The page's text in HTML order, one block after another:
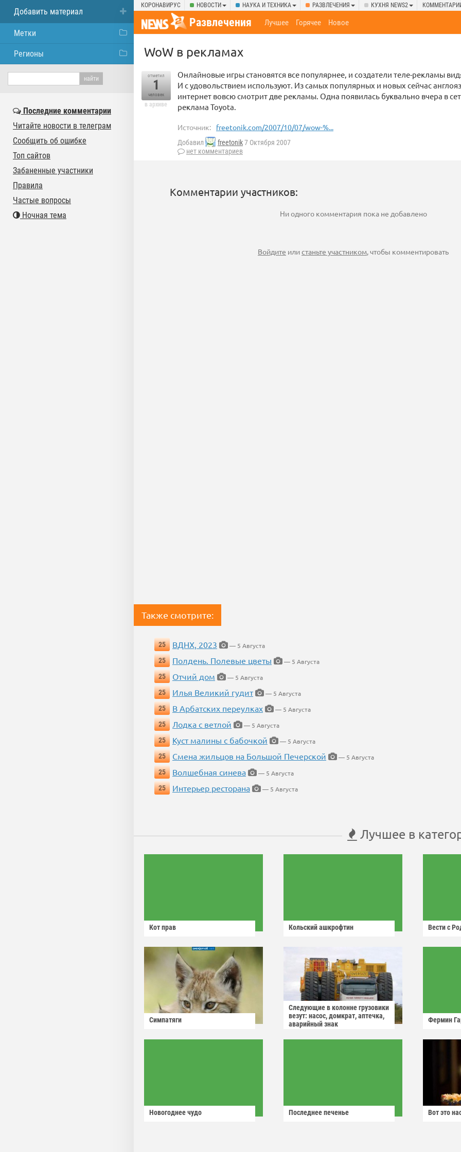
КОРОНАВИРУС НОВОСТИ НАУКА И ТЕХНИКА РАЗВЛЕЧЕНИЯ КУХНЯ NEWS2
Развлечения Лучшее Горячее Новое
WoW в рекламах
отметил
1
человек
в архиве
Онлайновые игры становятся все популярнее, и создатели теле-рекламы
И с удовольствием используют. Из самых популярных и новых сейчас
интернет вовсю смотрит две рекламы. Одна появилась буквально вчера в
реклама Toyota.
Источник: freetonik.com/2007/10/07/wow-%...
Добавил freetonik7 Октября 2007
нет комментариев
Комментарии участников:
Ни одного комментария пока не добавлено
Войдите илистаньте участником, чтобы комментировать
Также смотрите:
25 ВДНХ, 2023
— 5 Августа
25
Полдень. Полевые цветы
— 5 Августа
25
Отчий дом
— 5 Августа
25
Илья Великий гудит
— 5 Августа
25
В Арбатских переулках
— 5 Августа
25
Лодка с ветлой
— 5 Августа
25
Куст малины с бабочкой
— 5 Августа
25
Смена жильцов на Большой Печерской
— 5 Августа
25
Волшебная синева
— 5 Августа
25
Интерьер ресторана — 5 Августа
Лучшее в
Кот прав Кольский ашкрофтин Вести с
Симпатяги
Следующие в колонне грузовики
везут: насос, домкрат, аптечка,
аварийный знак
Фермин
Новогоднее чудо Последнее печенье Вот это
Добавить материал
Метки
Регионы
Последние комментарии
Читайте новости в телеграм
Сообщить об ошибке
Топ сайтов
Забаненные участники
Правила
Частые вопросы
Ночная тема